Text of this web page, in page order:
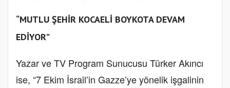
“MUTLU ŞEHİR KOCAELİ BOYKOTA DEVAM
EDİYOR”
Yazar ve TV Program Sunucusu Türker Akıncı
ise, “7 Ekim İsrail’in Gazze’ye yönelik işgalinin